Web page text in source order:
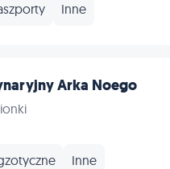
Inne
Arka Noego
Inne